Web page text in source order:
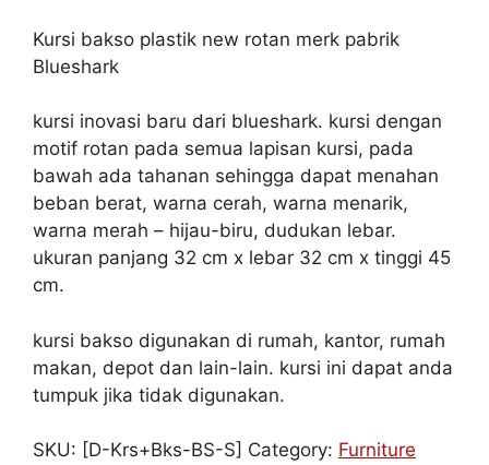
Kursi bakso plastik new rotan merk pabrik
Blueshark
kursi inovasi baru dari blueshark. kursi dengan
motif rotan pada semua lapisan kursi, pada
bawah ada tahanan sehingga dapat menahan
beban berat, warna cerah, warna menarik,
warna merah – hijau-biru, dudukan lebar.
ukuran panjang 32 cm x lebar 32 cm x tinggi 45
cm.
kursi bakso digunakan di rumah, kantor, rumah
makan, depot dan lain-lain. kursi ini dapat anda
tumpuk jika tidak digunakan.
SKU: [D-Krs+Bks-BS-S] Category: Furniture